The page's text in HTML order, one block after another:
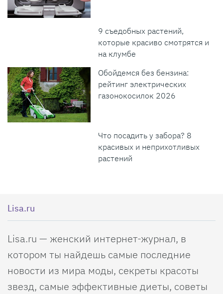
9 съедобных растений,
которые красиво смотрятся и
на клумбе
Обойдемся без бензина:
рейтинг электрических
газонокосилок 2026
Что посадить у забора? 8
красивых и неприхотливых
растений
Lisa.ru
Lisa.ru — женский интернет-журнал, в
котором ты найдешь самые последние
новости из мира моды, секреты красоты
звезд, самые эффективные диеты, советы